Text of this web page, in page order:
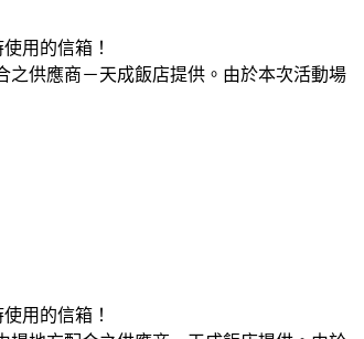
用的信箱！
之供應商－天成飯店提供。由於本次活動場
用的信箱！